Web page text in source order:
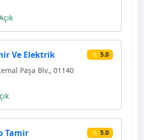
Ve Elektrik ⭐ 5.0
Paşa Blv., 01140
Tamir ⭐ 5.0